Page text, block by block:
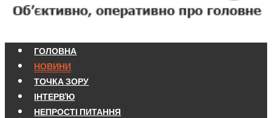
ГОЛОВНА
НОВИНИ
ТОЧКА ЗОРУ
ІНТЕРВ'Ю
НЕПРОСТІ ПИТАННЯ